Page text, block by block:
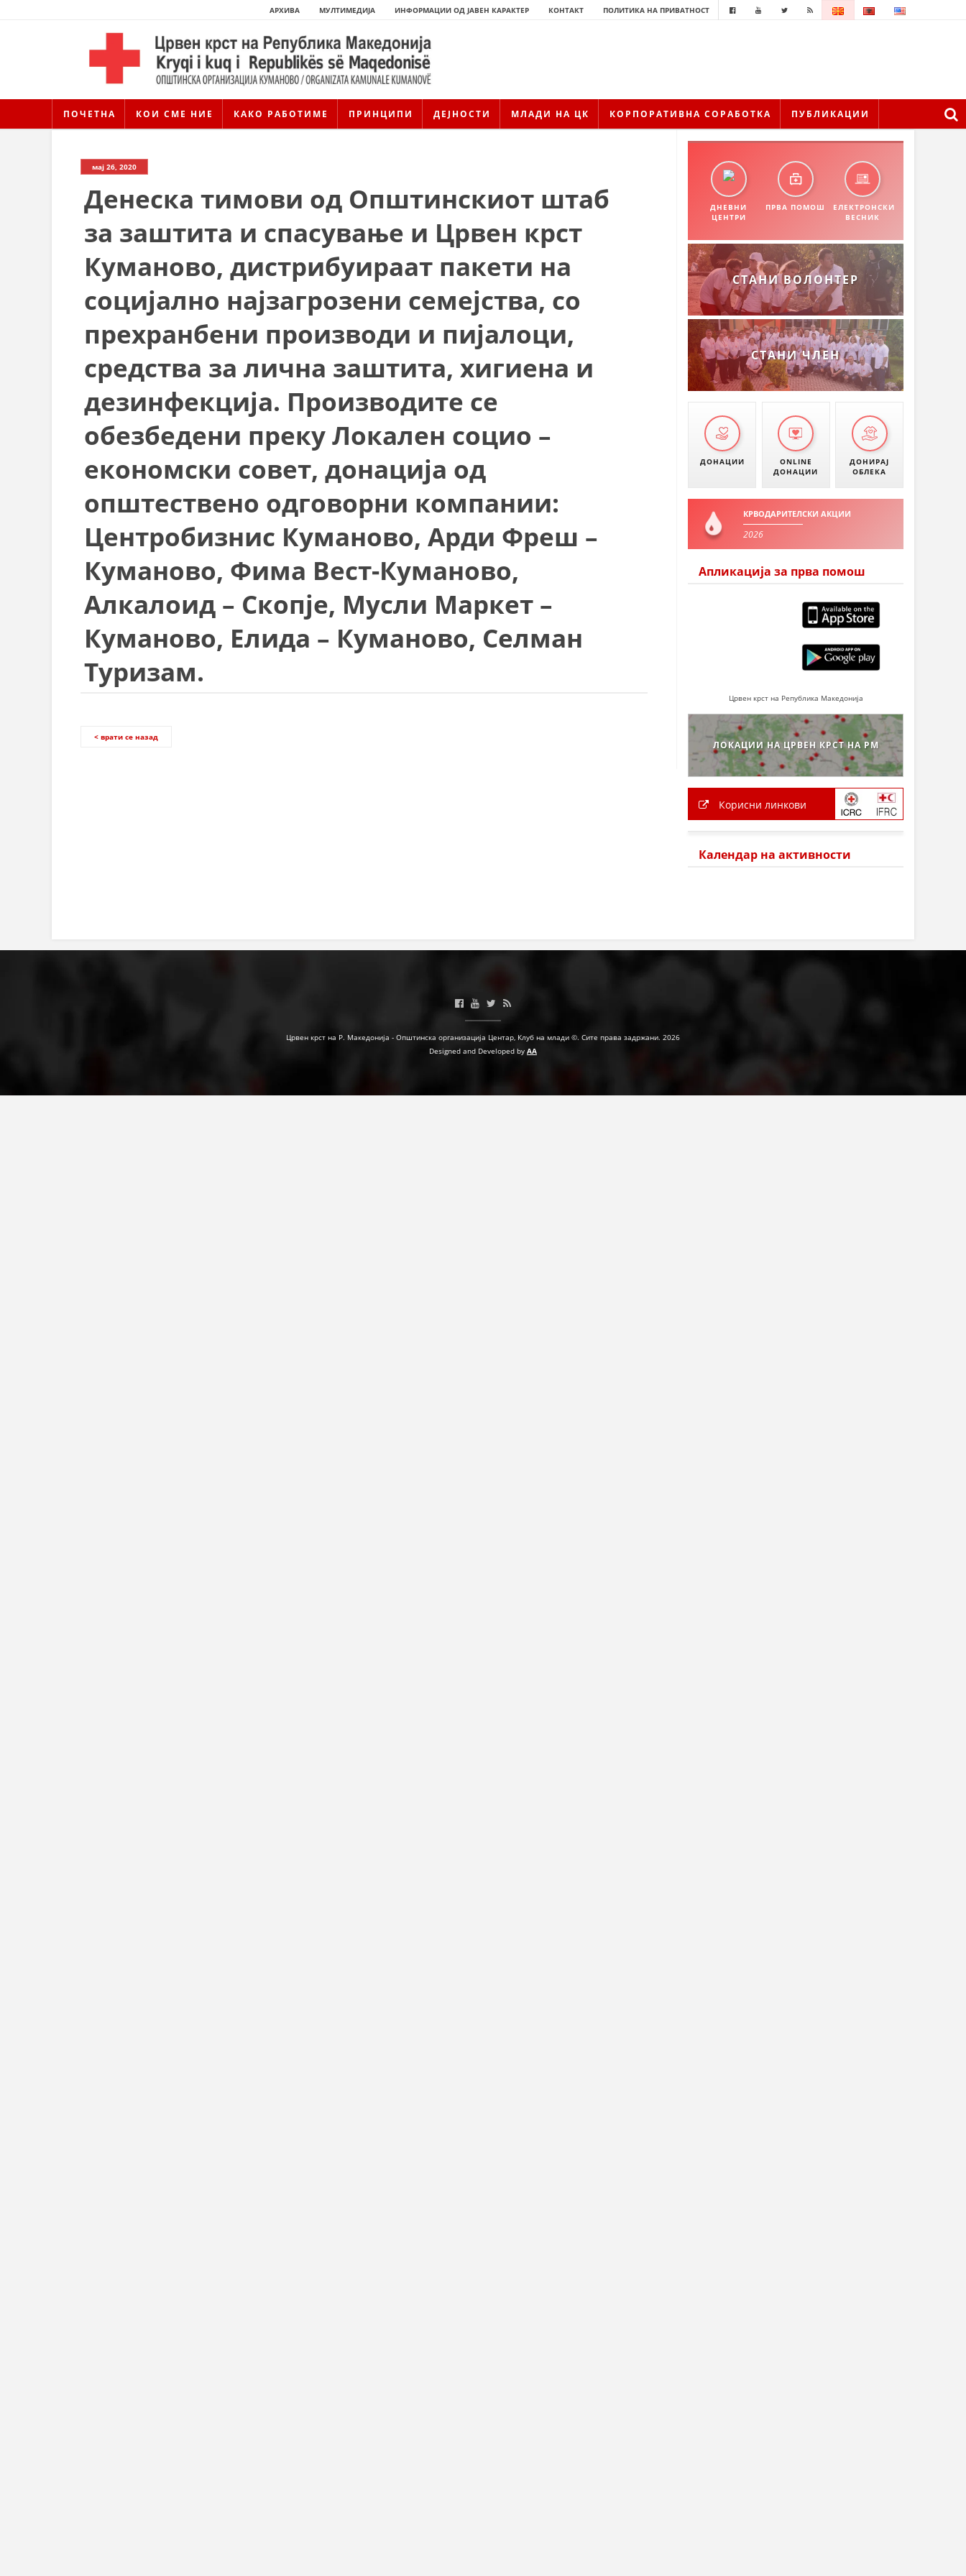
АРХИВА МУЛТИМЕДИЈА ИНФОРМАЦИИ ОД ЈАВЕН КАРАКТЕР КОНТАКТ ПОЛИТИКА НА ПРИВАТНОСТ
ПОЧЕТНА КОИ СМЕ НИЕ КАКО РАБОТИМЕ ПРИНЦИПИ ДЕЈНОСТИ МЛАДИ НА ЦК КОРПОРАТИВНА СОРАБОТКА ПУБЛИКАЦИИ
ИСТОРИЈАТ НА ЦКРМ
ИСТОРИЈАТ НА ДВИЖЕЊЕТО
СТРУКТУРА И ОРГАНИЗАЦИОНА ПОСТАВЕНОСТ – ОПШТИНСКА ОРГАНИЗАЦИЈА КУМАНОВО
ЗАКОН ЗА ЦКРМ
СТАТУТ НА ЦКРМ
ОРГАНИЗАЦИЈА И РАЗВОЈ
СОБРАНИЕ
СТРУКТУРА И ОРГАНИЗАЦИОНА ПОСТАВЕНОСТ
ДИСЕМИНАЦИЈА
ЗДРАВСТВЕНО ПРЕВЕНТИВНА ДЕЈНОСТ
ИНФОРМАЦИИ ЗА БОЛЕСТИ
мај 26, 2020
Денеска тимови од Општинскиот штаб
за заштита и спасување и Црвен крст
Куманово, дистрибуираат пакети на
социјално најзагрозени семејства, со
прехранбени производи и пијалоци,
средства за лична заштита, хигиена и
дезинфекција. Производите се
обезбедени преку Локален социо –
економски совет, донација од
општествено одговорни компании:
Центробизнис Куманово, Арди Фреш –
Куманово, Фима Вест-Куманово,
Алкалоид – Скопје, Мусли Маркет –
Куманово, Елида – Куманово, Селман
Туризам.
< врати се назад
ДНЕВНИ
ЦЕНТРИ
ПРВА ПОМОШ
ЕЛЕКТРОНСКИ
ВЕСНИК
СТАНИ ВОЛОНТЕР
СТАНИ ЧЛЕН
ДОНАЦИИ
ONLINE
ДОНАЦИИ
ДОНИРАЈ
ОБЛЕКА
КРВОДАРИТЕЛСКИ АКЦИИ
2026
Апликација за прва помош
Црвен крст на Република Македонија
ЛОКАЦИИ НА ЦРВЕН КРСТ НА РМ
Корисни линкови
Календар на активности
Црвен крст на Р. Македонија - Општинска организација Центар, Клуб на млади ©. Сите права задржани. 2026
Designed and Developed by AA